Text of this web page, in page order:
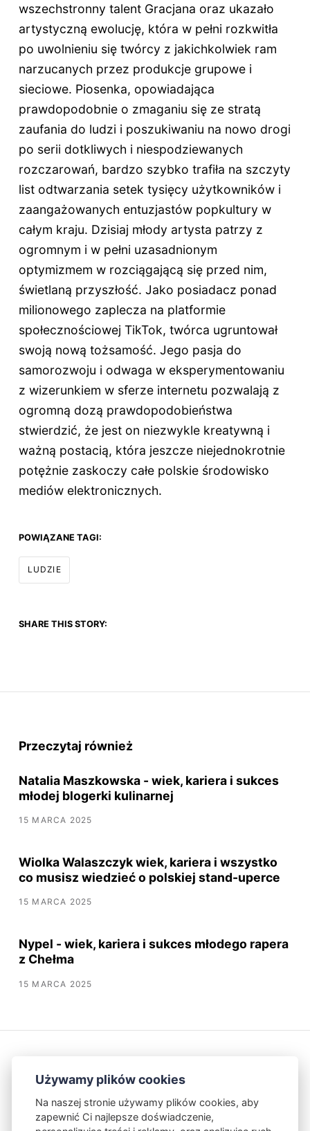
wszechstronny talent Gracjana oraz ukazało
artystyczną ewolucję, która w pełni rozkwitła
po uwolnieniu się twórcy z jakichkolwiek ram
narzucanych przez produkcje grupowe i
sieciowe. Piosenka, opowiadająca
prawdopodobnie o zmaganiu się ze stratą
zaufania do ludzi i poszukiwaniu na nowo drogi
po serii dotkliwych i niespodziewanych
rozczarowań, bardzo szybko trafiła na szczyty
list odtwarzania setek tysięcy użytkowników i
zaangażowanych entuzjastów popkultury w
całym kraju. Dzisiaj młody artysta patrzy z
ogromnym i w pełni uzasadnionym
optymizmem w rozciągającą się przed nim,
świetlaną przyszłość. Jako posiadacz ponad
milionowego zaplecza na platformie
społecznościowej TikTok, twórca ugruntował
swoją nową tożsamość. Jego pasja do
samorozwoju i odwaga w eksperymentowaniu
z wizerunkiem w sferze internetu pozwalają z
ogromną dozą prawdopodobieństwa
stwierdzić, że jest on niezwykle kreatywną i
ważną postacią, która jeszcze niejednokrotnie
potężnie zaskoczy całe polskie środowisko
mediów elektronicznych.
POWIĄZANE TAGI:
LUDZIE
SHARE THIS STORY:
Przeczytaj również
Natalia Maszkowska - wiek, kariera i sukces
młodej blogerki kulinarnej
15 MARCA 2025
Wiolka Walaszczyk wiek, kariera i wszystko
co musisz wiedzieć o polskiej stand-uperce
15 MARCA 2025
Nypel - wiek, kariera i sukces młodego rapera
z Chełma
15 MARCA 2025
Używamy plików cookies
Na naszej stronie używamy plików cookies, aby
zapewnić Ci najlepsze doświadczenie,